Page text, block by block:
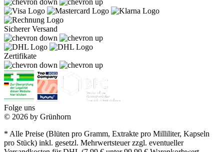
Sicherer Versand
Zertifikate
Folge uns
© 2026 by Grünhorn
* Alle Preise (Blüten pro Gramm, Extrakte pro Milliliter, Kapseln
pro Stück) inkl. gesetzl. Mehrwertsteuer zzgl. eventueller